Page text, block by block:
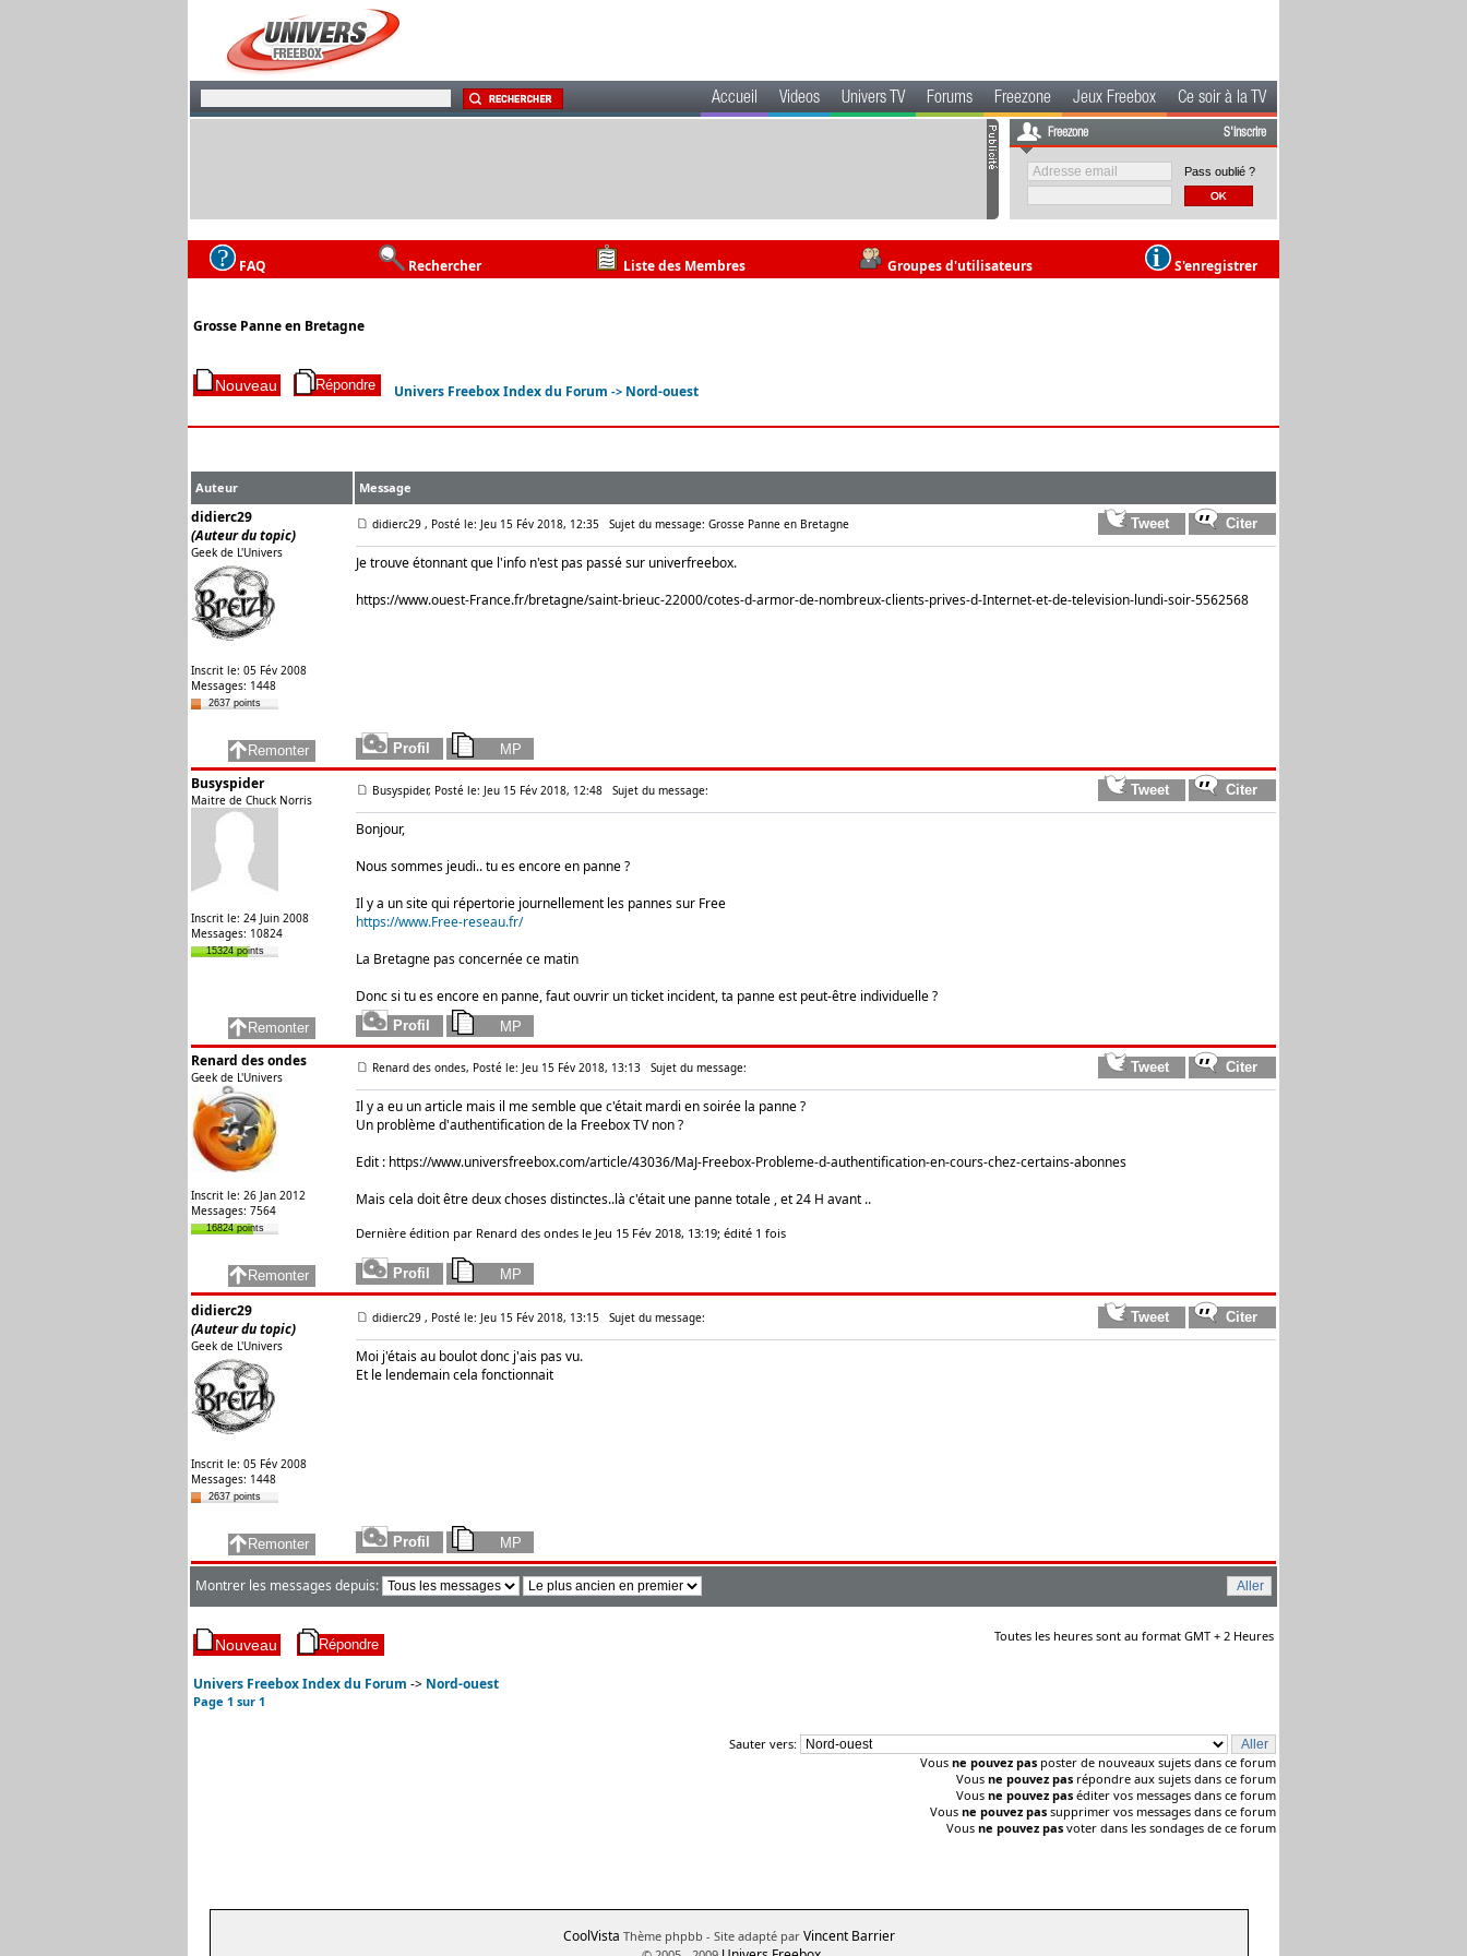
Accueil Videos Univers TV Forums Freezone Jeux Freebox Ce soir à la TV
Freezone S'inscrire
Pass oublié ?
FAQ Rechercher Liste des Membres Groupes d'utilisateurs S'enregistrer
Grosse Panne en Bretagne
Univers Freebox Index du Forum -> Nord-ouest
Auteur Message
didierc29
(Auteur du topic)
Geek de L'Univers
Inscrit le: 05 Fév 2008
Messages: 1448
2637 points
didierc29 , Posté le: Jeu 15 Fév 2018, 12:35 Sujet du message: Grosse Panne en Bretagne
Je trouve étonnant que l'info n'est pas passé sur univerfreebox.
https://www.ouest-France.fr/bretagne/saint-brieuc-22000/cotes-d-armor-de-nombreux-clients-prives-d-Internet-et-de-television-lundi-soir-5562568
Busyspider
Maitre de Chuck Norris
Inscrit le: 24 Juin 2008
Messages: 10824
15324 points
Busyspider, Posté le: Jeu 15 Fév 2018, 12:48 Sujet du message:
Bonjour,
Nous sommes jeudi.. tu es encore en panne ?
Il y a un site qui répertorie journellement les pannes sur Free
https://www.Free-reseau.fr/
La Bretagne pas concernée ce matin
Donc si tu es encore en panne, faut ouvrir un ticket incident, ta panne est peut-être individuelle ?
Renard des ondes
Geek de L'Univers
Inscrit le: 26 Jan 2012
Messages: 7564
16824 points
Renard des ondes, Posté le: Jeu 15 Fév 2018, 13:13 Sujet du message:
Il y a eu un article mais il me semble que c'était mardi en soirée la panne ?
Un problème d'authentification de la Freebox TV non ?
Edit : https://www.universfreebox.com/article/43036/MaJ-Freebox-Probleme-d-authentification-en-cours-chez-certains-abonnes
Mais cela doit être deux choses distinctes..là c'était une panne totale , et 24 H avant ..
Dernière édition par Renard des ondes le Jeu 15 Fév 2018, 13:19; édité 1 fois
didierc29
(Auteur du topic)
Geek de L'Univers
Inscrit le: 05 Fév 2008
Messages: 1448
2637 points
didierc29 , Posté le: Jeu 15 Fév 2018, 13:15 Sujet du message:
Moi j'étais au boulot donc j'ais pas vu.
Et le lendemain cela fonctionnait
Montrer les messages depuis:
Univers Freebox Index du Forum -> Nord-ouest
Page 1 sur 1
Toutes les heures sont au format GMT + 2 Heures
Sauter vers:
Vous ne pouvez pas poster de nouveaux sujets dans ce forum
Vous ne pouvez pas répondre aux sujets dans ce forum
Vous ne pouvez pas éditer vos messages dans ce forum
Vous ne pouvez pas supprimer vos messages dans ce forum
Vous ne pouvez pas voter dans les sondages de ce forum
CoolVista Thème phpbb - Site adapté par Vincent Barrier